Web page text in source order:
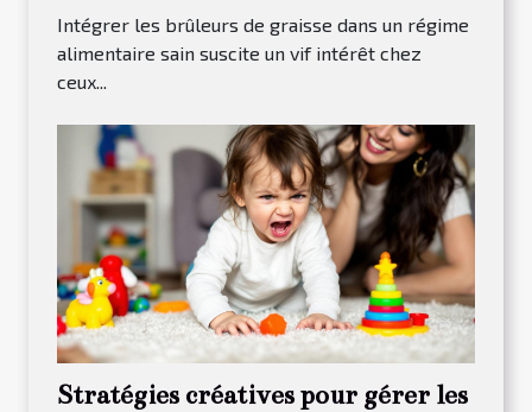
sain ?
Intégrer les brûleurs de graisse dans un régime
alimentaire sain suscite un vif intérêt chez
ceux...
Stratégies créatives pour gérer les